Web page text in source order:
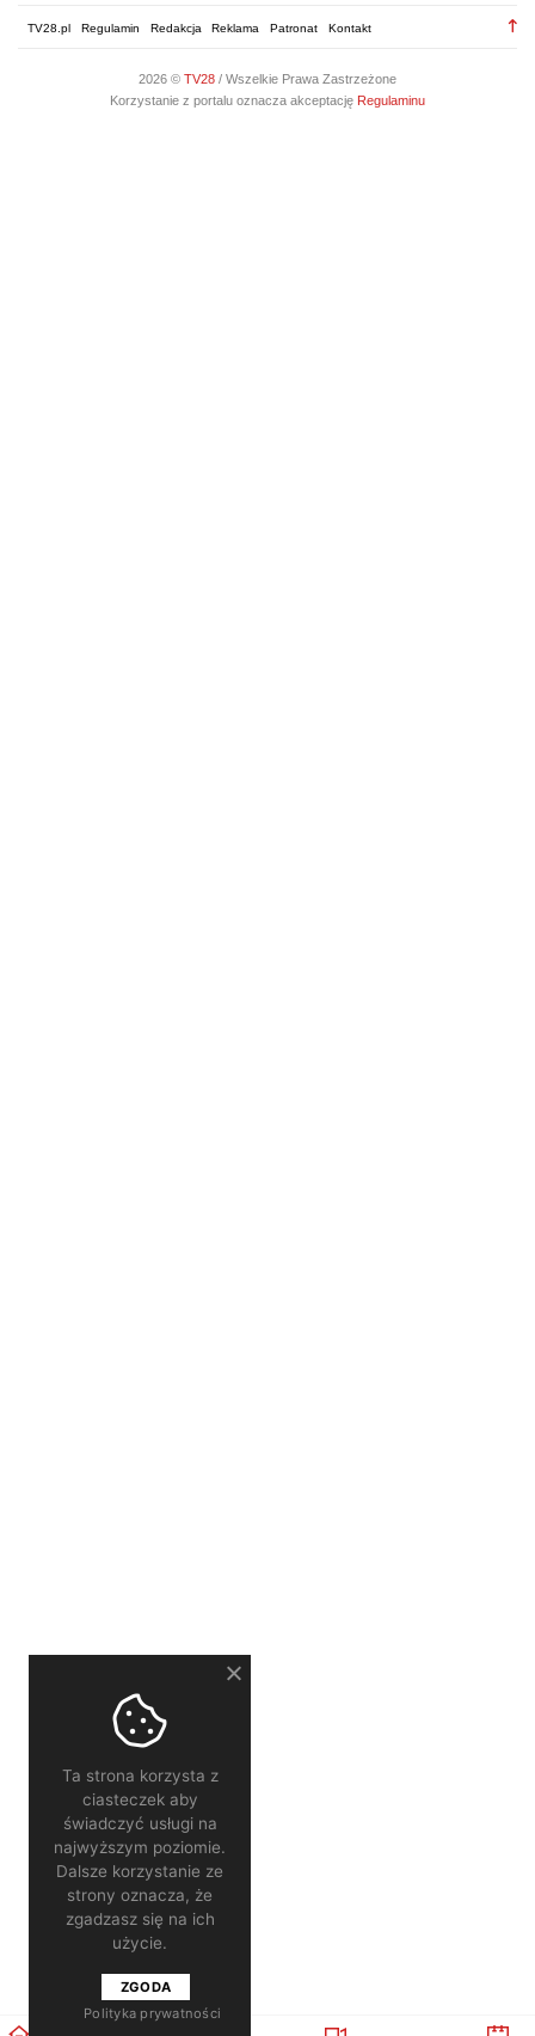
TV28.pl Regulamin Redakcja Reklama Patronat Kontakt
2026 © TV28 / Wszelkie Prawa Zastrzeżone
Korzystanie z portalu oznacza akceptację Regulaminu
Ta strona korzysta z
ciasteczek aby
świadczyć usługi na
najwyższym poziomie.
Dalsze korzystanie ze
strony oznacza, że
zgadzasz się na ich
użycie.
ZGODA
Polityka prywatności